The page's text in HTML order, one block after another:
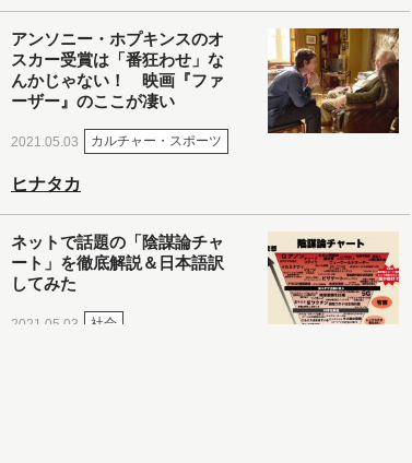
アンソニー・ホプキンスのオ
スカー受賞は「番狂わせ」な
んかじゃない！ 映画『ファ
ーザー』のここが凄い
2021.05.03 カルチャー・スポーツ
ヒナタカ
ネットで話題の「陰謀論チャ
ート」を徹底解説＆日本語訳
してみた
2021.05.03 社会